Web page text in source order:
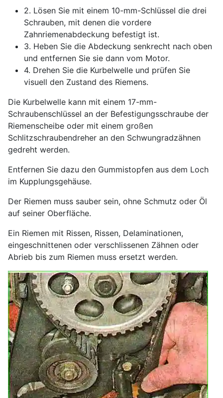
2. Lösen Sie mit einem 10-mm-Schlüssel die drei
Schrauben, mit denen die vordere
Zahnriemenabdeckung befestigt ist.
3. Heben Sie die Abdeckung senkrecht nach oben
und entfernen Sie sie dann vom Motor.
4. Drehen Sie die Kurbelwelle und prüfen Sie
visuell den Zustand des Riemens.
Die Kurbelwelle kann mit einem 17-mm-
Schraubenschlüssel an der Befestigungsschraube der
Riemenscheibe oder mit einem großen
Schlitzschraubendreher an den Schwungradzähnen
gedreht werden.
Entfernen Sie dazu den Gummistopfen aus dem Loch
im Kupplungsgehäuse.
Der Riemen muss sauber sein, ohne Schmutz oder Öl
auf seiner Oberfläche.
Ein Riemen mit Rissen, Rissen, Delaminationen,
eingeschnittenen oder verschlissenen Zähnen oder
Abrieb bis zum Riemen muss ersetzt werden.